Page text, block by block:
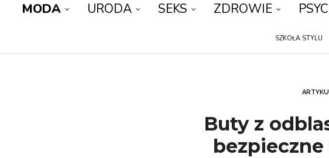
MODA URODA SEKS ZDROWIE
SZKOŁA STYLU
Buty z